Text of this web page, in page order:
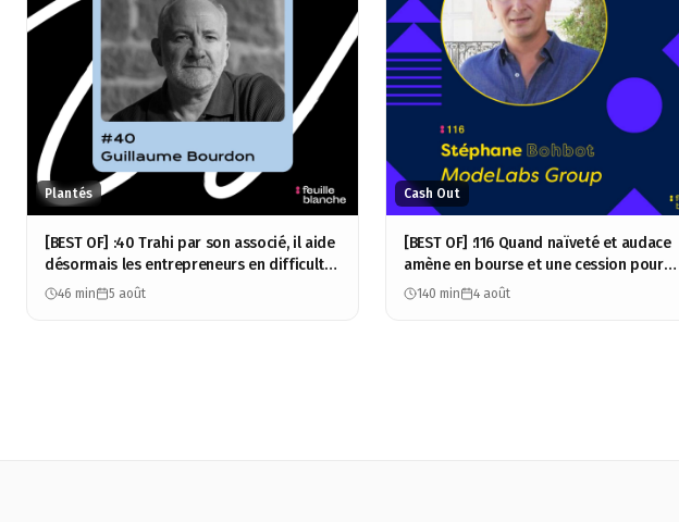
Plantés
[BEST OF] :40 Trahi par son associé, il aide
désormais les entrepreneurs en difficulté
- Guillaume Bourdon
46 min 5 août
Cash Out
[BEST OF] :116 Quand naïveté et audace
amène en bourse et une cession pour
100M - Stéphane Bohbot - ModeLabs
140 min 4 août